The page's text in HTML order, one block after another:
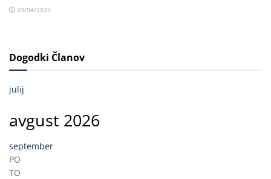
29/04/2023
Dogodki Članov
julij
avgust 2026
september
PO
TO